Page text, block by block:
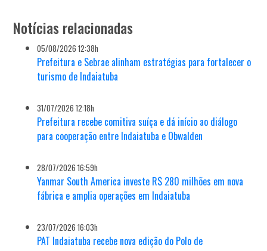
Notícias relacionadas
05/08/2026 12:38h
Prefeitura e Sebrae alinham estratégias para fortalecer o
turismo de Indaiatuba
31/07/2026 12:18h
Prefeitura recebe comitiva suíça e dá início ao diálogo
para cooperação entre Indaiatuba e Obwalden
28/07/2026 16:59h
Yanmar South America investe R$ 280 milhões em nova
fábrica e amplia operações em Indaiatuba
23/07/2026 16:03h
PAT Indaiatuba recebe nova edição do Polo de